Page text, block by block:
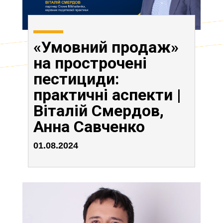
«Умовний продаж»
на прострочені
пестициди:
практичні аспекти |
Віталій Смердов,
Анна Савченко
01.08.2024